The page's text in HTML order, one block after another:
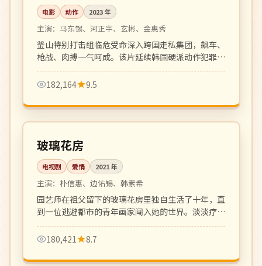
电影 动作 2023年
主演： 马东锡、河正宇、玄彬、金惠秀
釜山特别打击组临危受命深入跨国走私集团，飙车、
枪战、肉搏一气呵成。该片延续韩国硬派动作犯罪片
传统，是近年口碑动作大片代表作。
182,164
9.5
韩国
完结 全 16 集
玻璃花房
电视剧 爱情 2021年
主演： 朴信惠、边佑锡、韩素希
园艺师在祖父留下的玻璃花房里独自生活了十年，直
到一位逃避都市的青年画家闯入她的世界。淡淡疗
愈、细腻温柔的成人向爱情剧。
180,421
8.7
热播 更新至 6 期